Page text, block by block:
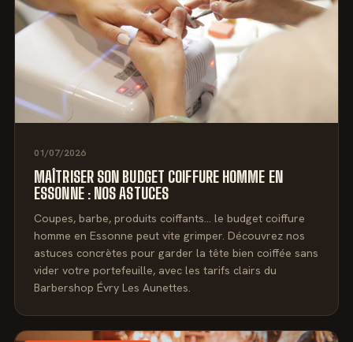
01/07/2026
MAÎTRISER SON BUDGET COIFFURE HOMME EN
ESSONNE : NOS ASTUCES
Coupes, barbe, produits coiffants… le budget coiffure
homme en Essonne peut vite grimper. Découvrez nos
astuces concrètes pour garder la tête bien coiffée sans
vider votre portefeuille, avec les tarifs clairs du
Barbershop Évry Les Aunettes.